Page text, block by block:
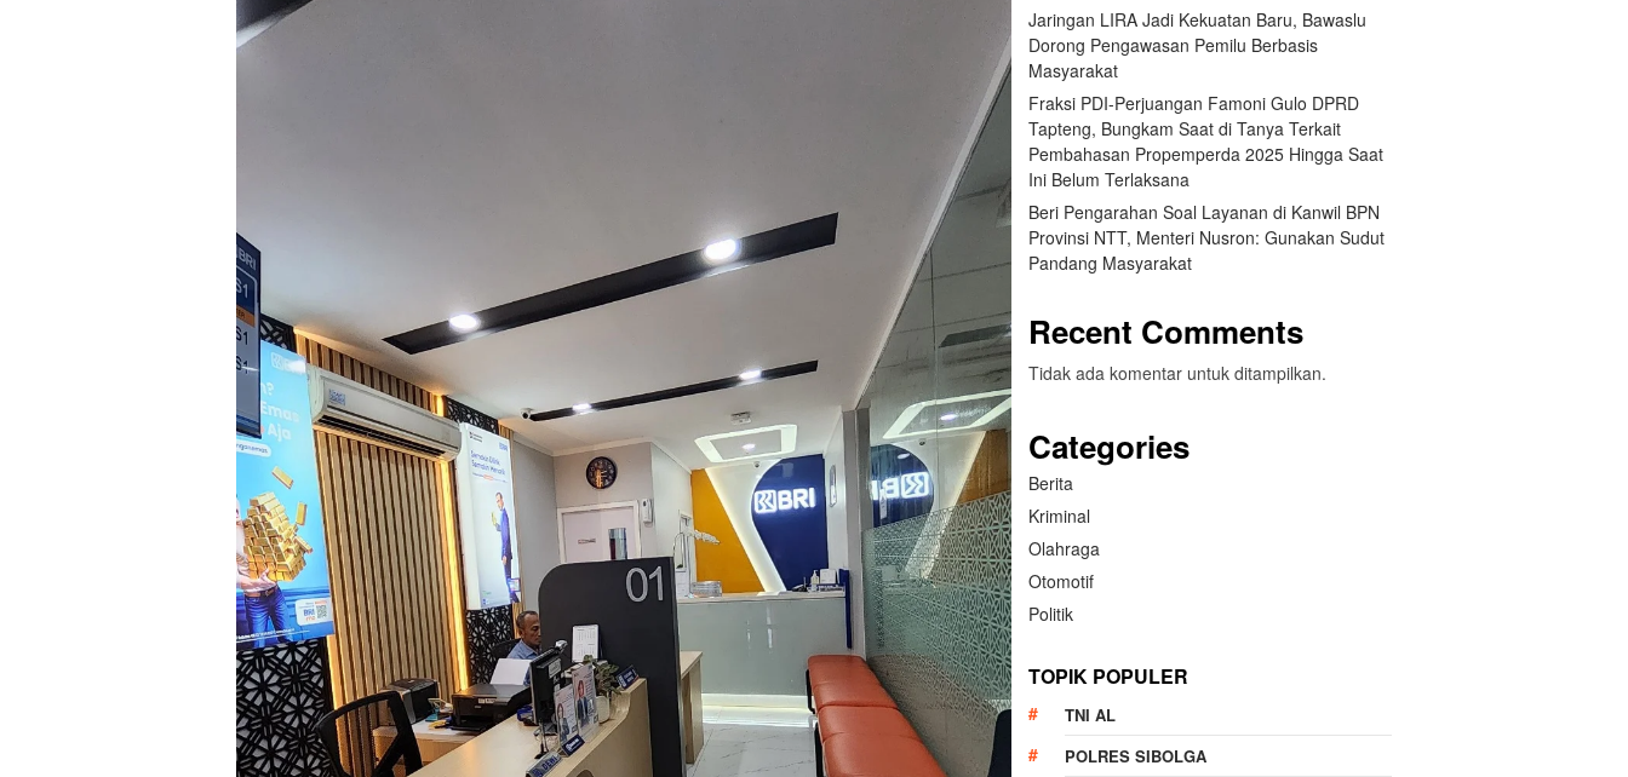
Jaringan LIRA Jadi Kekuatan Baru, Bawaslu
Dorong Pengawasan Pemilu Berbasis
Masyarakat
Fraksi PDI-Perjuangan Famoni Gulo DPRD
Tapteng, Bungkam Saat di Tanya Terkait
Pembahasan Propemperda 2025 Hingga Saat
Ini Belum Terlaksana
Beri Pengarahan Soal Layanan di Kanwil BPN
Provinsi NTT, Menteri Nusron: Gunakan Sudut
Pandang Masyarakat
Recent Comments
Tidak ada komentar untuk ditampilkan.
Categories
Berita
Kriminal
Olahraga
Otomotif
Politik
TOPIK POPULER
TNI AL
POLRES SIBOLGA